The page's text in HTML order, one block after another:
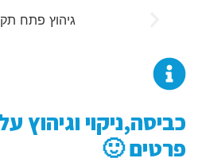
כביסה,ניקוי וגיהוץ
פרטים 🙂